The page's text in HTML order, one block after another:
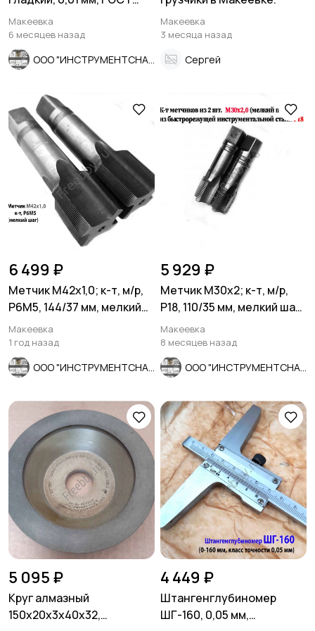
6507-90, СССР.
Макеевка
6 месяцев назад
Макеевка
3 месяца назад
Сергей
6 499 ₽
Метчик М42х1,0; к-т, м/р,
Р6М5, 144/37 мм, мелкий
шаг, СССР.
Макеевка
1 год назад
5 929 ₽
Метчик М30х2; к-т, м/р,
Р18, 110/35 мм, мелкий шаг,
шлиф, в/зав, СССР
Макеевка
8 месяцев назад
5 095 ₽
Круг алмазный
150х20х3х40х32,
4 449 ₽
Штангенглубиномер
ШГ-160, 0,05 мм,